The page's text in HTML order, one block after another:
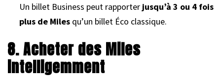
Un billet Business peut rapporter jusqu’à 3 ou 4 fois
plus de Miles qu’un billet Éco classique.
8. Acheter des Miles
intelligemment